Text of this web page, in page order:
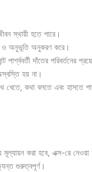
স্থায়ী হতে পারে।
ও অনুভূতি অনুকরণ করে।
পার্শ্ববর্তী দাঁতের পরিবর্তনের
হয় না।
খেতে, কথা বলতে এবং হাসতে
মূল্যায়ন করা হবে, এক্স-রে
গুরুত্বপূর্ণ।